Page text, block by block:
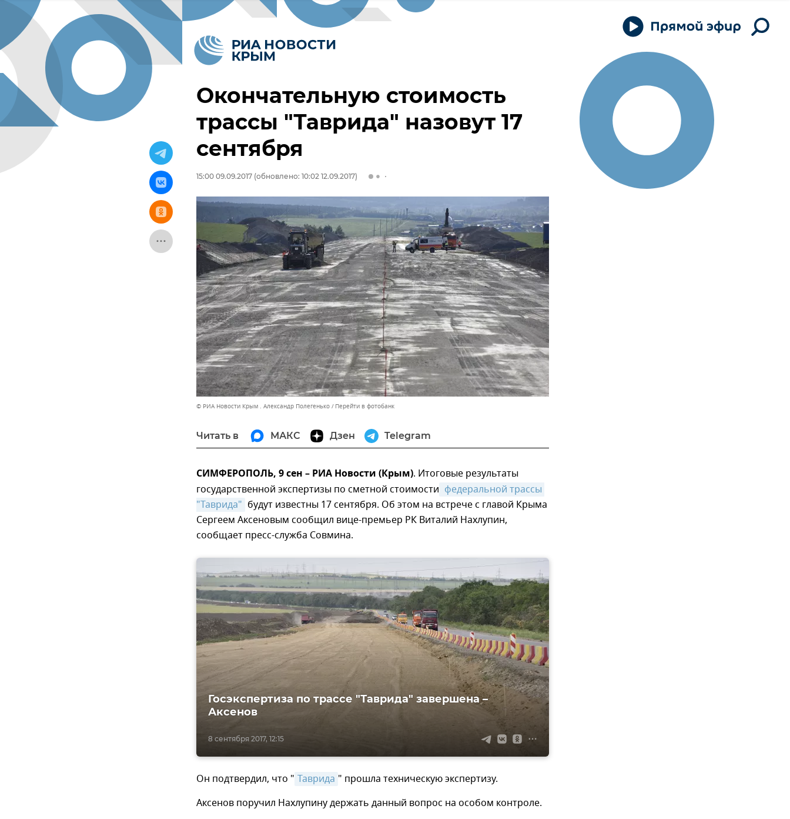
Окончательную стоимость
трассы "Таврида" назовут 17
сентября
15:00 09.09.2017 (обновлено: 10:02 12.09.2017)
© РИА Новости Крым . Александр Полегенько Перейти в фотобанк
Читать в МАКС Дзен Telegram
СИМФЕРОПОЛЬ, 9 сен – РИА Новости (Крым). Итоговые результаты
государственной экспертизы по сметной стоимости федеральной трассы
"Таврида" будут известны 17 сентября. Об этом на встрече с главой Крыма
Сергеем Аксеновым сообщил вице-премьер РК Виталий Нахлупин,
сообщает пресс-служба Совмина.
8 сентября 2017, 12:15
Госэкспертиза по трассе "Таврида" завершена –
Аксенов
Он подтвердил, что " Таврида " прошла техническую экспертизу.
Аксенов поручил Нахлупину держать данный вопрос на особом контроле.